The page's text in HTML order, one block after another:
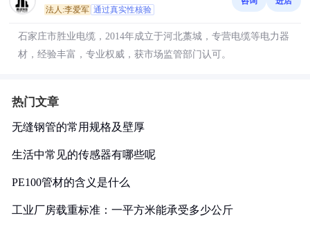
法人:李爱军 通过真实性核验
石家庄市胜业电缆，2014年成立于河北藁城，专营电缆等电力器
材，经验丰富，专业权威，获市场监管部门认可。
热门文章
无缝钢管的常用规格及壁厚
生活中常见的传感器有哪些呢
PE100管材的含义是什么
工业厂房载重标准：一平方米能承受多少公斤